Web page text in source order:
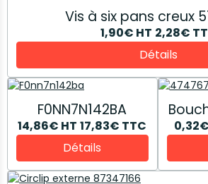
Vis à six pans creux
1,90€ HT 2,28€
Détails
F0NN7N142BA
14,86€ HT 17,83€ TTC
Détails
0,32€